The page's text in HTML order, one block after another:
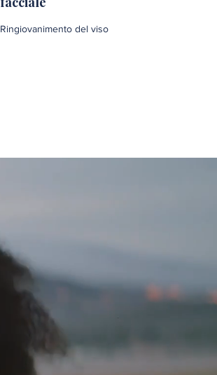
del viso